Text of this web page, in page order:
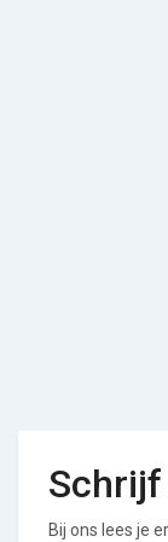
Bij ons lees je